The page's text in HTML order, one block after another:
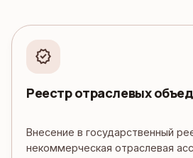
verified
Реестр отраслевых
Внесение в государственный
некоммерческая отраслевая